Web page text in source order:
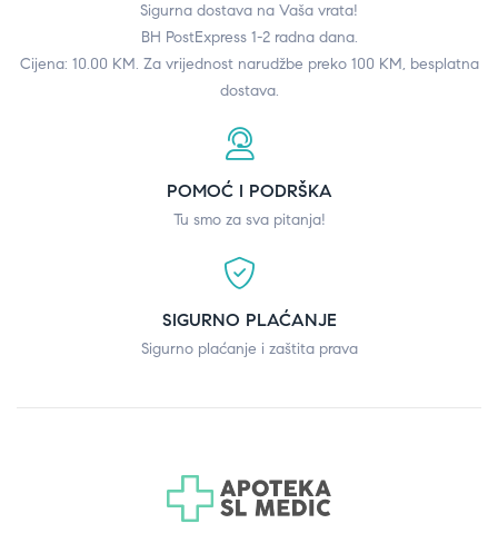
Sigurna dostava na Vaša vrata!
BH PostExpress 1-2 radna dana.
Cijena: 10.00 KM. Za vrijednost narudžbe preko 100 KM, besplatna
dostava.
POMOĆ I PODRŠKA
Tu smo za sva pitanja!
SIGURNO PLAĆANJE
Sigurno plaćanje i zaštita prava